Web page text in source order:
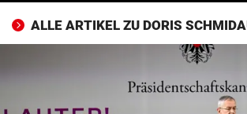
ALLE ARTIKEL ZU DORIS